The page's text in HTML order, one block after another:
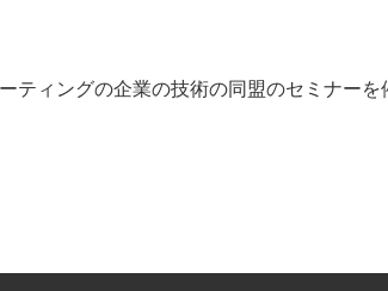
ティングの企業の技術の同盟のセミナーを